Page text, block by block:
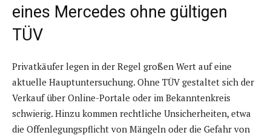
eines Mercedes ohne gültigen
TÜV
Privatkäufer legen in der Regel großen Wert auf eine
aktuelle Hauptuntersuchung. Ohne TÜV gestaltet sich der
Verkauf über Online-Portale oder im Bekanntenkreis
schwierig. Hinzu kommen rechtliche Unsicherheiten, etwa
die Offenlegungspflicht von Mängeln oder die Gefahr von